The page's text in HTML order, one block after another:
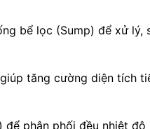
bể lọc (Sump) để xử
tăng cường diện tích
phân phối đều nhiệt